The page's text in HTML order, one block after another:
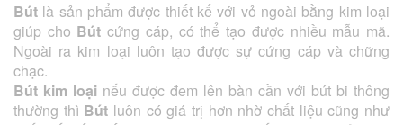
Bút là sản phẩm được thiết kế với vỏ ngoài bằng kim loại
giúp cho Bút cứng cáp, có thể tạo được nhiều mẫu mã.
Ngoài ra kim loại luôn tạo được sự cứng cáp và chững
chạc.
Bút kim loại nếu được đem lên bàn cần với bút bi thông
thường thì Bút luôn có giá trị hơn nhờ chất liệu cũng như